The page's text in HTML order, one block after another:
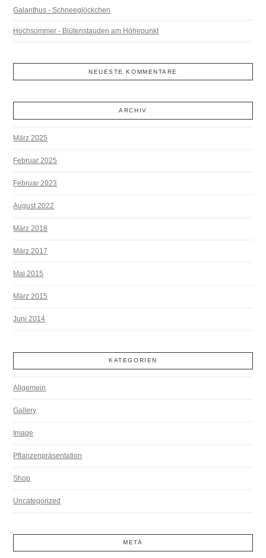
Galanthus - Schneeglöckchen
Hochsommer - Blütenstauden am Höhepunkt
NEUESTE KOMMENTARE
ARCHIV
März 2025
Februar 2025
Februar 2023
August 2022
März 2018
März 2017
Mai 2015
März 2015
Juni 2014
KATEGORIEN
Allgemein
Gallery
Image
Pflanzenpräsentation
Shop
Uncategorized
META